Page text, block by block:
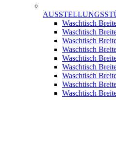
Waschtisch
Waschtisch
Waschtisch
Waschtisch
Waschtisch
Waschtisch
Waschtisch
Waschtisch
Waschtisch